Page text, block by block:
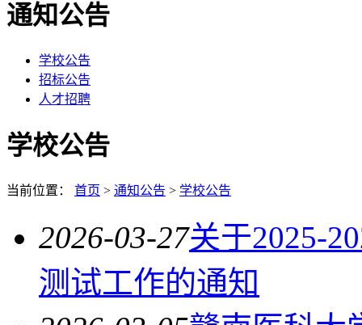
通知公告
学校公告
招标公告
人才招聘
学校公告
当前位置： 首页 > 通知公告 > 学校公告
2026-03-27关于2025-
测试工作的通知